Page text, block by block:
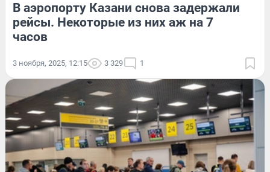
В аэропорту Казани снова задержали
рейсы. Некоторые из них аж на 7
часов
3 ноября, 2025, 12:15 3 329 1